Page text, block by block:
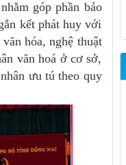
góp phần bảo
kết phát huy với
hóa, nghệ thuật
văn hoá ở cơ sở,
ưu tú theo quy